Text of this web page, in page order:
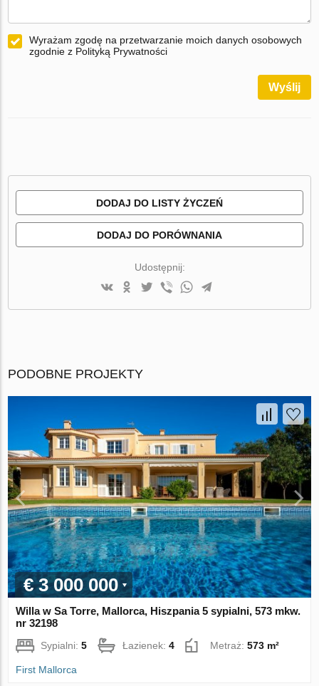
Wyrażam zgodę na przetwarzanie moich danych osobowych
zgodnie z Polityką Prywatności
Wyślij
DODAJ DO LISTY ŻYCZEŃ
DODAJ DO PORÓWNANIA
Udostępnij:
PODOBNE PROJEKTY
€ 3 000 000
Willa w Sa Torre, Mallorca, Hiszpania 5 sypialni, 573 mkw.
nr 32198
Sypialni:5 Łazienek:4 Metraż:573 m²
First Mallorca